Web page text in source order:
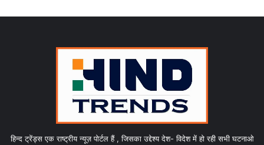
हिन्द ट्रेंड्स एक राष्ट्रीय न्यूज़ पोर्टल हैं , जिसका उद्देश्य देश- विदेश में हो रही सभी घटनाओ